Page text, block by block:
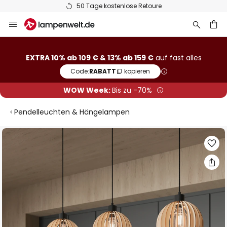
50 Tage kostenlose Retoure
Inhalt
EXTRA 10% ab 109 € & 13% ab 159 €auf fast alles
Code:RABATT kopieren
WOW Week:Bis zu -70%
Pendelleuchten & Hängelampen
Zum